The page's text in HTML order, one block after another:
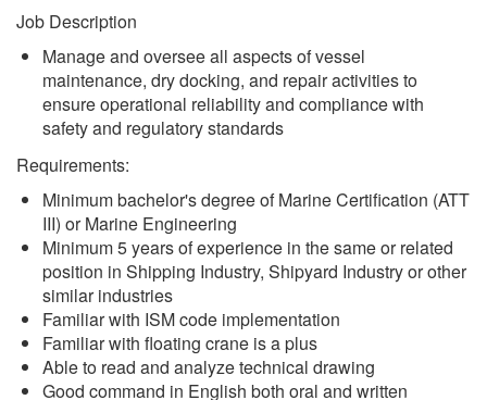
Job Description
Manage and oversee all aspects of vessel
maintenance, dry docking, and repair activities to
ensure operational reliability and compliance with
safety and regulatory standards
Requirements:
Minimum bachelor's degree of Marine Certification (ATT
III) or Marine Engineering
Minimum 5 years of experience in the same or related
position in Shipping Industry, Shipyard Industry or other
similar industries
Familiar with ISM code implementation
Familiar with floating crane is a plus
Able to read and analyze technical drawing
Good command in English both oral and written